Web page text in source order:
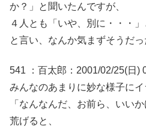
か？」と聞いたんですが、
４人とも「いや、別に・・・
と言い、なんか気まずそうだっ
541 ：百太郎：2001/02/25(日)
みんなのあまりに妙な様子にイ
「なんなんだ、お前ら、いい
荒げると、